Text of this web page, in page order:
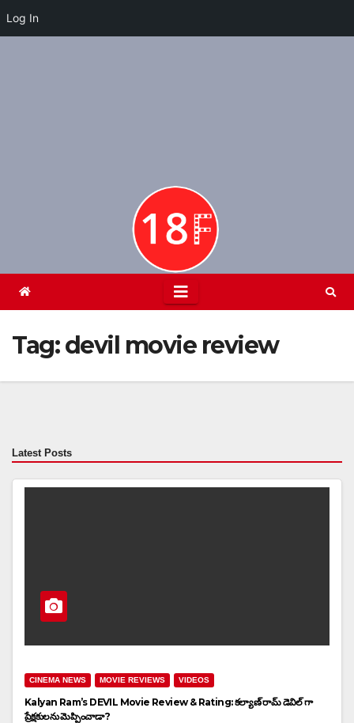
Log In
Tag:devil movie review
Latest Posts
CINEMA NEWS MOVIE REVIEWS VIDEOS
Kalyan Ram’s DEVIL Movie Review & Rating: కల్యాణ్ రామ్ డెవిల్ గా
ప్రేక్షకులను మెప్పించాడా ?